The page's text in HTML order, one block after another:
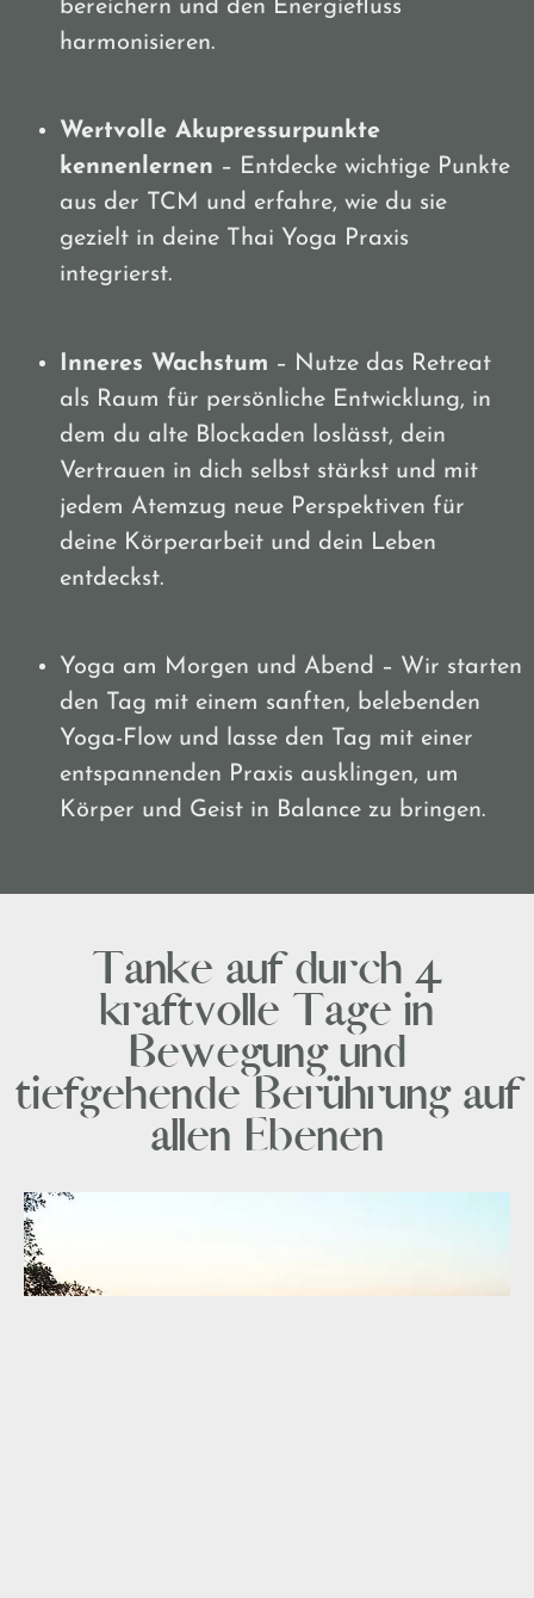
bereichern und den Energiefluss
harmonisieren.
Wertvolle Akupressurpunkte
kennenlernen – Entdecke wichtige Punkte
aus der TCM und erfahre, wie du sie
gezielt in deine Thai Yoga Praxis
integrierst.
Inneres Wachstum – Nutze das Retreat
als Raum für persönliche Entwicklung, in
dem du alte Blockaden loslässt, dein
Vertrauen in dich selbst stärkst und mit
jedem Atemzug neue Perspektiven für
deine Körperarbeit und dein Leben
entdeckst.
Yoga am Morgen und Abend – Wir starten
den Tag mit einem sanften, belebenden
Yoga-Flow und lasse den Tag mit einer
entspannenden Praxis ausklingen, um
Körper und Geist in Balance zu bringen.
Tanke auf durch 4
kraftvolle Tage in
Bewegung und
tiefgehende Berührung auf
allen Ebenen